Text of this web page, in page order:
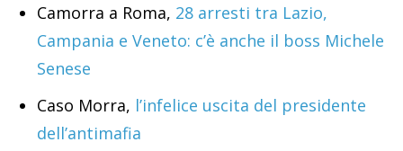
Camorra a Roma, 28 arresti tra Lazio,
Campania e Veneto: c’è anche il boss Michele
Senese
Caso Morra, l’infelice uscita del presidente
dell’antimafia